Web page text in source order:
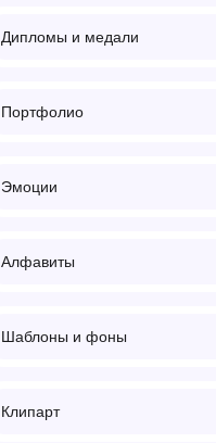
Дипломы и медали
Портфолио
Эмоции
Алфавиты
Шаблоны и фоны
Клипарт